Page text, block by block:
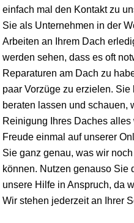
einfach mal den Kontakt zu
Sie als Unternehmen in der
Arbeiten an Ihrem Dach
werden sehen, dass es oft
Reparaturen am Dach zu
paar Vorzüge zu erzielen.
beraten lassen und schauen,
Reinigung Ihres Daches
Freude einmal auf unserer
Sie ganz genau, was wir
können. Nutzen genauso Sie
unsere Hilfe in Anspruch, da
Wir stehen jederzeit an Ihrer